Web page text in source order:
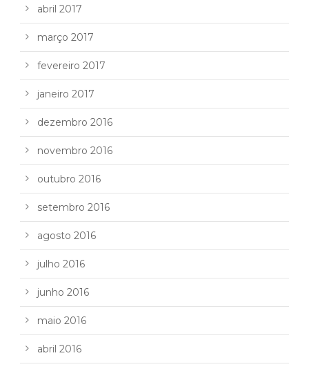
abril 2017
março 2017
fevereiro 2017
janeiro 2017
dezembro 2016
novembro 2016
outubro 2016
setembro 2016
agosto 2016
julho 2016
junho 2016
maio 2016
abril 2016